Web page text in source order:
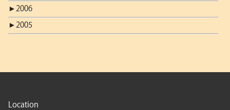
► 2006
► 2005
Location